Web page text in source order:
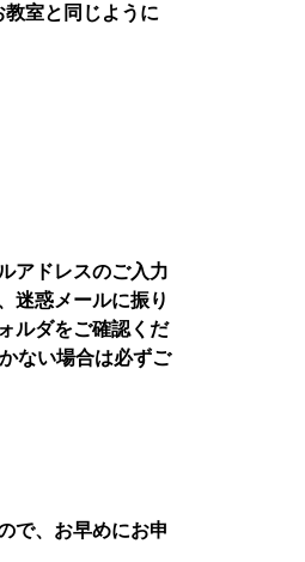
室と同じように
アドレスのご入力
迷惑メールに振り
ルダをご確認くだ
ない場合は必ずご
で、お早めにお申